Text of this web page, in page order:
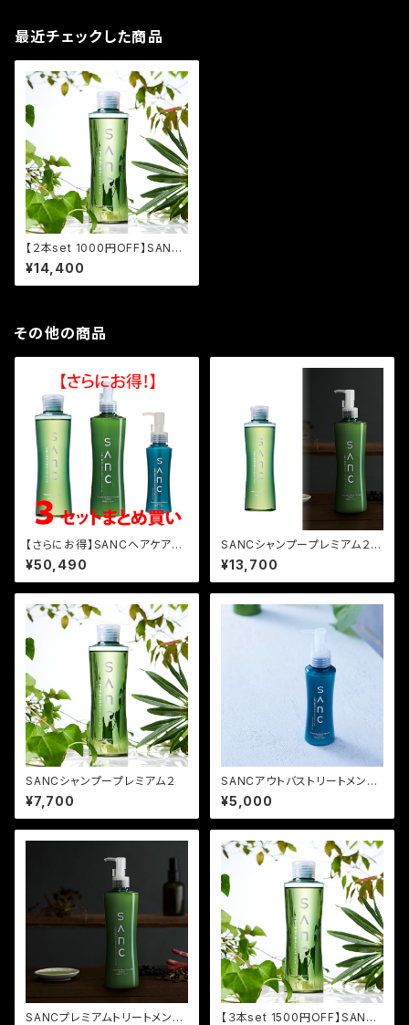
最近チェックした商品
【２本set 1000円OFF】SANC
シャンプープレミアム２
¥14,400
その他の商品
【さらにお得】SANCヘアケアシ
リーズの３セットまとめ買い
¥50,490
SANCシャンプープレミアム２、
SANCプレミアムトリートメント
２ セット
¥13,700
SANCシャンプープレミアム２
¥7,700
SANCアウトバストリートメント
プレミアム２
¥5,000
SANCプレミアムトリートメント
【３本set 1500円OFF】SANC